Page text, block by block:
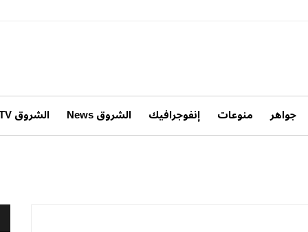
جواهر منوعات إنفوجرافيك الشروق News الشروق TV